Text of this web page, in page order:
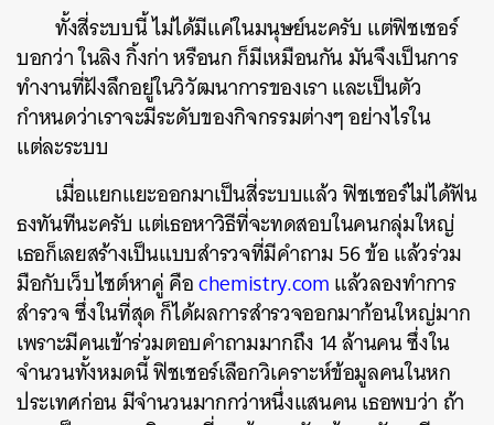
ทั้งสี่ระบบนี้ ไม่ได้มีแค่ในมนุษย์นะครับ แต่ฟิชเชอร์
บอกว่า ในลิง กิ้งก่า หรือนก ก็มีเหมือนกัน มันจึงเป็นการ
ทำงานที่ฝังลึกอยู่ในวิวัฒนาการของเรา และเป็นตัว
กำหนดว่าเราจะมีระดับของกิจกรรมต่างๆ อย่างไรใน
แต่ละระบบ
เมื่อแยกแยะออกมาเป็นสี่ระบบแล้ว ฟิชเชอร์ไม่ได้ฟัน
ธงทันทีนะครับ แต่เธอหาวิธีที่จะทดสอบในคนกลุ่มใหญ่
เธอก็เลยสร้างเป็นแบบสำรวจที่มีคำถาม 56 ข้อ แล้วร่วม
มือกับเว็บไซต์หาคู่ คือchemistry.comแล้วลองทำการ
สำรวจ ซึ่งในที่สุด ก็ได้ผลการสำรวจออกมาก้อนใหญ่มาก
เพราะมีคนเข้าร่วมตอบคำถามมากถึง 14 ล้านคน ซึ่งใน
จำนวนทั้งหมดนี้ ฟิชเชอร์เลือกวิเคราะห์ข้อมูลคนในหก
ประเทศก่อน มีจำนวนมากกว่าหนึ่งแสนคน เธอพบว่า ถ้า